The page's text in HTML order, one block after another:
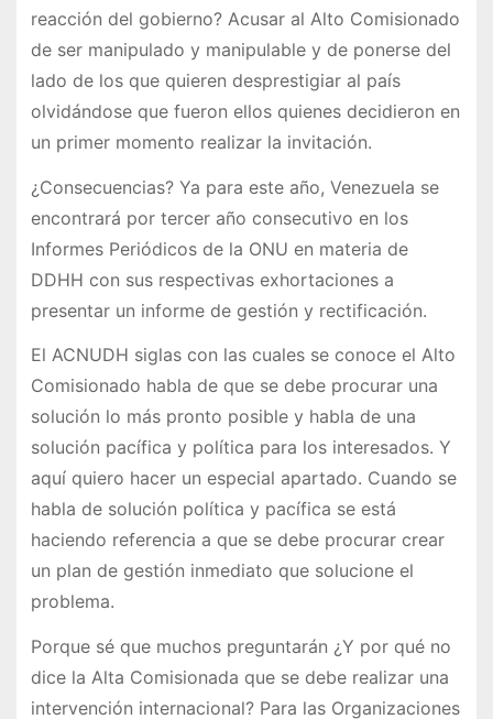
reacción del gobierno? Acusar al Alto Comisionado
de ser manipulado y manipulable y de ponerse del
lado de los que quieren desprestigiar al país
olvidándose que fueron ellos quienes decidieron en
un primer momento realizar la invitación.
¿Consecuencias? Ya para este año, Venezuela se
encontrará por tercer año consecutivo en los
Informes Periódicos de la ONU en materia de
DDHH con sus respectivas exhortaciones a
presentar un informe de gestión y rectificación.
El ACNUDH siglas con las cuales se conoce el Alto
Comisionado habla de que se debe procurar una
solución lo más pronto posible y habla de una
solución pacífica y política para los interesados. Y
aquí quiero hacer un especial apartado. Cuando se
habla de solución política y pacífica se está
haciendo referencia a que se debe procurar crear
un plan de gestión inmediato que solucione el
problema.
Porque sé que muchos preguntarán ¿Y por qué no
dice la Alta Comisionada que se debe realizar una
intervención internacional? Para las Organizaciones